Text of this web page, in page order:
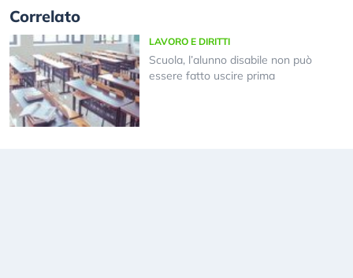
Correlato
LAVORO E DIRITTI
Scuola, l’alunno disabile non può
essere fatto uscire prima